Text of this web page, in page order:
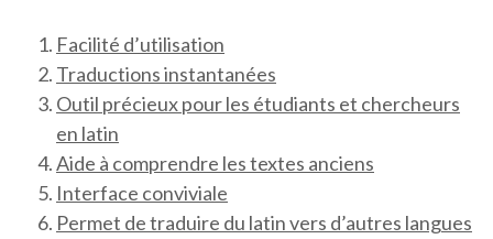
Facilité d’utilisation
Traductions instantanées
Outil précieux pour les étudiants et chercheurs
en latin
Aide à comprendre les textes anciens
Interface conviviale
Permet de traduire du latin vers d’autres langues